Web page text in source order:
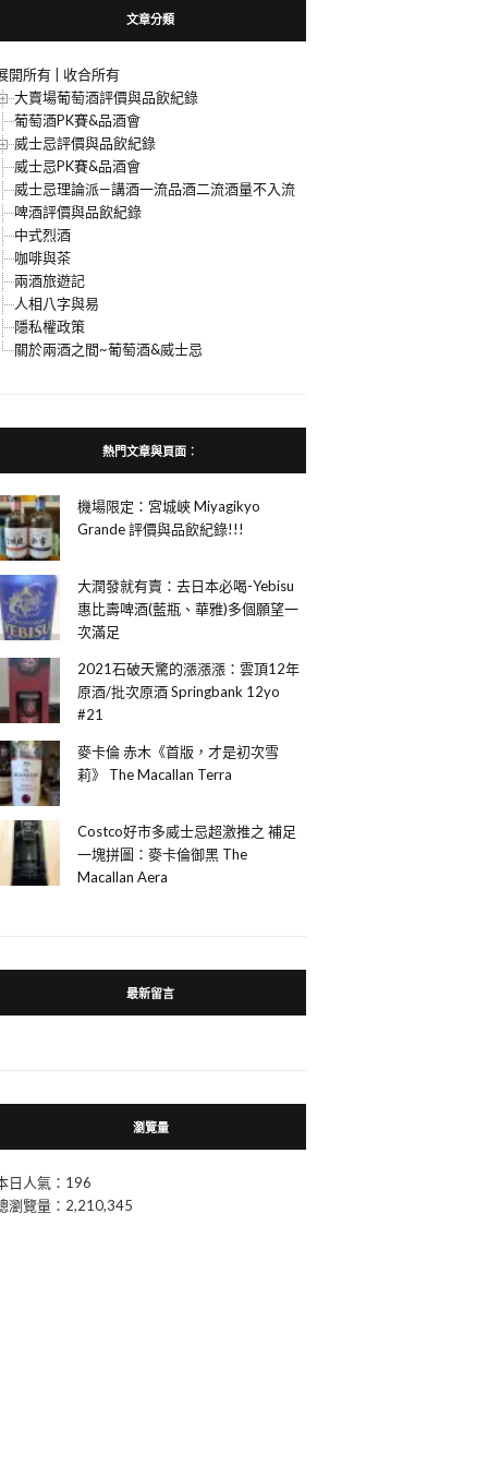
文章分類
開所有
收合所有
大賣場葡萄酒評價與品飲紀錄
葡萄酒PK賽&品酒會
威士忌評價與品飲紀錄
威士忌PK賽&品酒會
威士忌理論派—講酒一流品酒二流酒量不入流
啤酒評價與品飲紀錄
中式烈酒
咖啡與茶
兩酒旅遊記
人相八字與易
隱私權政策
關於兩酒之間~葡萄酒&威士忌
熱門文章與頁面︰
機場限定：宮城峽 Miyagikyo
Grande 評價與品飲紀錄!!!
大潤發就有賣：去日本必喝-Yebisu
惠比壽啤酒(藍瓶、華雅)多個願望一
次滿足
2021石破天驚的漲漲漲：雲頂12年
原酒/批次原酒 Springbank 12yo
#21
麥卡倫 赤木《首版，才是初次雪
莉》 The Macallan Terra
Costco好市多威士忌超激推之 補足
一塊拼圖：麥卡倫御黑 The
Macallan Aera
最新留言
瀏覽量
日人氣：196
瀏覽量：2,210,345